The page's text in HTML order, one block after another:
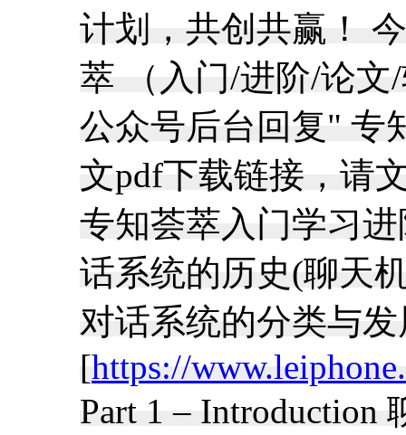
计划，共创共赢！
萃 （入门/进阶/论
公众号后台回复" 专
文pdf下载链接，请
专知荟萃入门学习进
话系统的历史(聊天
对话系统的分类与
[https://
Part 1 –